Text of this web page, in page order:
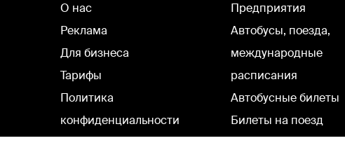
О нас
Реклама
Для бизнеса
Тарифы
Политика
конфиденциальности
Предприятия
Автобусы, поезда,
международные
расписания
Автобусные билеты
Билеты на поезд